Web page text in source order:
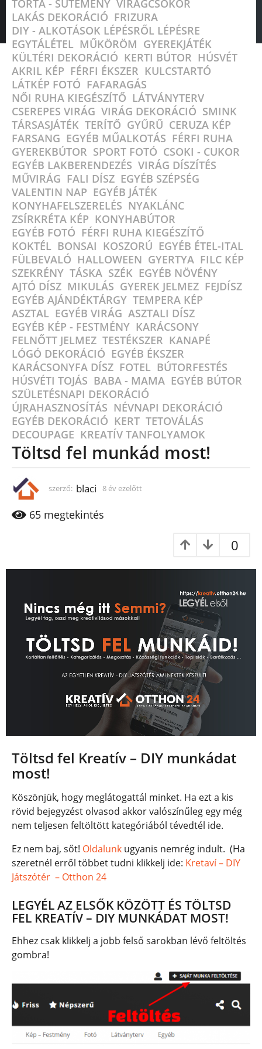
z
e
l
ő
t
t
8
é
v
e
z
e
l
ő
t
t
TORTA - SÜTEMÉNY VIRÁGCSOKOR
LAKÁS DEKORÁCIÓ ,FRIZURA
DIY - ALKOTÁSOK LÉPÉSRŐL LÉPÉSRE
EGYTÁLÉTEL ,MŰKÖRÖM ,GYEREKJÁTÉK
KÜLTÉRI DEKORÁCIÓ ,KERTI BÚTOR ,HÚSVÉT
AKRIL KÉP ,FÉRFI ÉKSZER ,KULCSTARTÓ
LÁTKÉP FOTÓ ,FAFARAGÁS
NŐI RUHA KIEGÉSZÍTŐ ,LÁTVÁNYTERV
CSEREPES VIRÁG ,VIRÁG DEKORÁCIÓ ,SMINK
TÁRSASJÁTÉK ,TERÍTŐ ,GYŰRŰ ,CERUZA KÉP
FARSANG ,EGYÉB MŰALKOTÁS ,FÉRFI RUHA
GYEREKBÚTOR ,SPORT FOTÓ ,CSOKI - CUKOR
EGYÉB LAKBERENDEZÉS ,VIRÁG DÍSZÍTÉS
MŰVIRÁG ,FALI DÍSZ ,EGYÉB SZÉPSÉG
VALENTIN NAP ,EGYÉB JÁTÉK
KONYHAFELSZERELÉS ,NYAKLÁNC
ZSÍRKRÉTA KÉP ,KONYHABÚTOR
EGYÉB FOTÓ ,FÉRFI RUHA KIEGÉSZÍTŐ
KOKTÉL ,BONSAI ,KOSZORÚ ,EGYÉB ÉTEL-ITAL
FÜLBEVALÓ ,HALLOWEEN ,GYERTYA ,FILC KÉP
SZEKRÉNY ,TÁSKA ,SZÉK ,EGYÉB NÖVÉNY
AJTÓ DÍSZ ,MIKULÁS ,GYEREK JELMEZ ,FEJDÍSZ
EGYÉB AJÁNDÉKTÁRGY ,TEMPERA KÉP
ASZTAL ,EGYÉB VIRÁG ASZTALI DÍSZ
EGYÉB KÉP - FESTMÉNY ,KARÁCSONY
FELNŐTT JELMEZ ,TESTÉKSZER ,KANAPÉ
LÓGÓ DEKORÁCIÓ ,EGYÉB ÉKSZER
KARÁCSONYFA DÍSZ ,FOTEL ,BÚTORFESTÉS
HÚSVÉTI TOJÁS ,BABA - MAMA ,EGYÉB BÚTOR
SZÜLETÉSNAPI DEKORÁCIÓ
ÚJRAHASZNOSÍTÁS ,NÉVNAPI DEKORÁCIÓ
EGYÉB DEKORÁCIÓ ,KERT ,TETOVÁLÁS
DECOUPAGE ,KREATÍV TANFOLYAMOK
Töltsd fel munkád most!
szerző: blaci 8 év ezelőtt
65 megtekintés
0
Töltsd fel Kreatív – DIY munkádat
most!
Köszönjük, hogy meglátogattál minket. Ha ezt a kis
rövid bejegyzést olvasod akkor valószínűleg egy még
nem teljesen feltöltött kategóriából tévedtél ide.
Ez nem baj, sőt! Oldalunk ugyanis nemrég indult. (Ha
szeretnél erről többet tudni klikkelj ide: Kretaví – DIY
Játszótér – Otthon 24
LEGYÉL AZ ELSŐK KÖZÖTT ÉS TÖLTSD
FEL KREATÍV – DIY MUNKÁDAT MOST!
Ehhez csak klikkelj a jobb felső sarokban lévő feltöltés
gombra!